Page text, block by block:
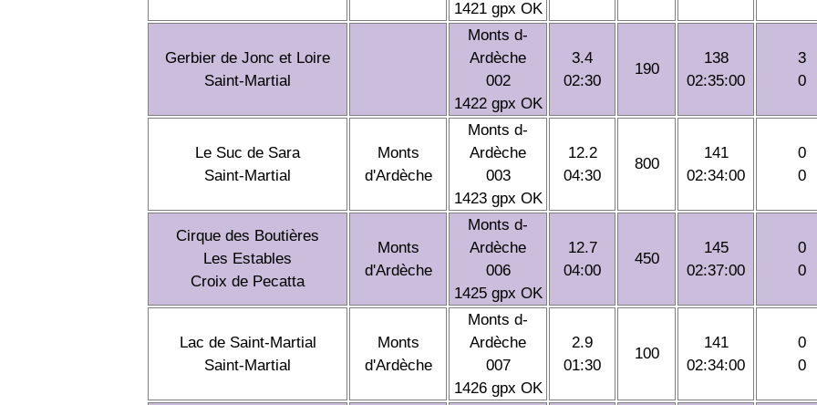
1421 gpx OK
Gerbier de Jonc et Loire
Saint-Martial
Monts d-
Ardèche
002
1422 gpx OK
3.4
02:30
190
138
02:35:00
3
0
Le Suc de Sara
Saint-Martial
Monts
d'Ardèche
Monts d-
Ardèche
003
1423 gpx OK
12.2
04:30
800
141
02:34:00
0
0
Cirque des Boutières
Les Estables
Croix de Pecatta
Monts
d'Ardèche
Monts d-
Ardèche
006
1425 gpx OK
12.7
04:00
450
145
02:37:00
0
0
Lac de Saint-Martial
Saint-Martial
Monts
d'Ardèche
Monts d-
Ardèche
007
1426 gpx OK
2.9
01:30
100
141
02:34:00
0
0